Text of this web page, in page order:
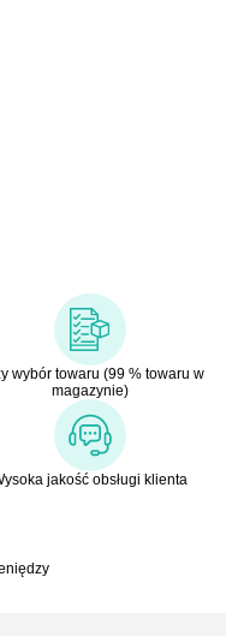
wybór towaru (99 % towaru w
magazynie)
jakość obsługi klienta